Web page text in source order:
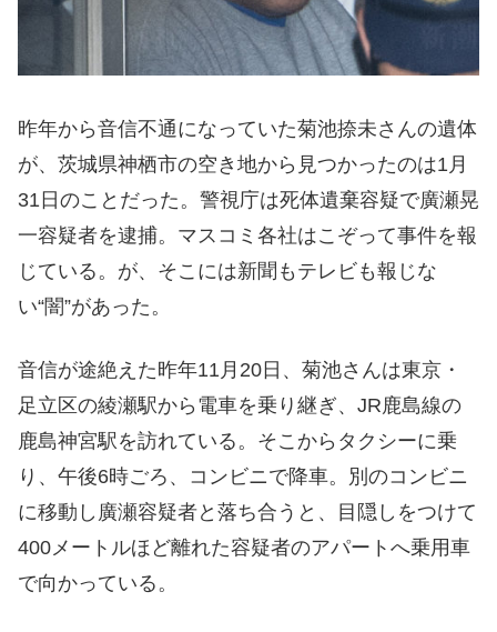
昨年から音信不通になっていた菊池捺未さんの遺体
が、茨城県神栖市の空き地から見つかったのは1月
31日のことだった。警視庁は死体遺棄容疑で廣瀬晃
一容疑者を逮捕。マスコミ各社はこぞって事件を報
じている。が、そこには新聞もテレビも報じな
い“闇”があった。
音信が途絶えた昨年11月20日、菊池さんは東京・
足立区の綾瀬駅から電車を乗り継ぎ、JR鹿島線の
鹿島神宮駅を訪れている。そこからタクシーに乗
り、午後6時ごろ、コンビニで降車。別のコンビニ
に移動し廣瀬容疑者と落ち合うと、目隠しをつけて
400メートルほど離れた容疑者のアパートへ乗用車
で向かっている。